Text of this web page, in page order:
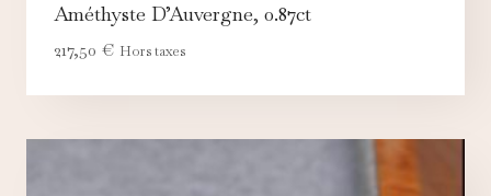
Améthyste D’Auvergne, 0.87ct
217,50 € Hors taxes